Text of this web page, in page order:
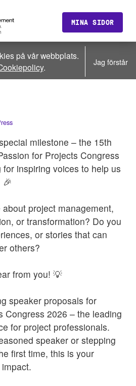
MINA SIDOR
på vår webbplats.
. Jag förstår
milestone – the 15th
for Projects Congress
for inspiring voices to help us
project management,
or transformation? Do you
or stories that can
others?
from you! 💡
speaker proposals for
Congress 2026 – the leading
for project professionals.
speaker or stepping
first time, this is your